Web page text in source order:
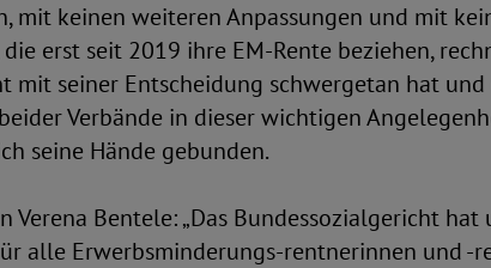
mit keinen weiteren Anpassungen und mit
erst seit 2019 ihre EM-Rente beziehen,
mit seiner Entscheidung schwergetan hat
Verbände in dieser wichtigen
seine Hände gebunden.
Verena Bentele: „Das Bundessozialgericht
alle Erwerbsminderungs-rentnerinnen und -